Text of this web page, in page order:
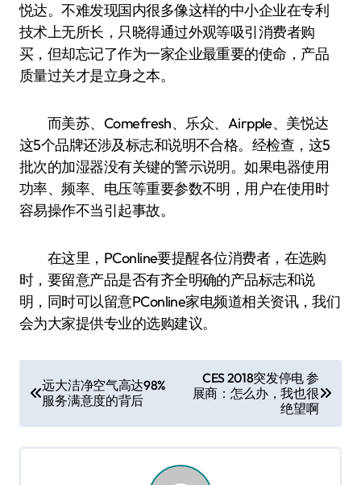
悦达。不难发现国内很多像这样的中小企业在专利
技术上无所长，只晓得通过外观等吸引消费者购
买，但却忘记了作为一家企业最重要的使命，产品
质量过关才是立身之本。
而美苏、Comefresh、乐众、Airpple、美悦达
这5个品牌还涉及标志和说明不合格。经检查，这5
批次的加湿器没有关键的警示说明。如果电器使用
功率、频率、电压等重要参数不明，用户在使用时
容易操作不当引起事故。
在这里，PConline要提醒各位消费者，在选购
时，要留意产品是否有齐全明确的产品标志和说
明，同时可以留意PConline家电频道相关资讯，我们
会为大家提供专业的选购建议。
章
导
航
远大洁净空气高达98%
服务满意度的背后
CES 2018突发停电 参
展商：怎么办，我也很
绝望啊